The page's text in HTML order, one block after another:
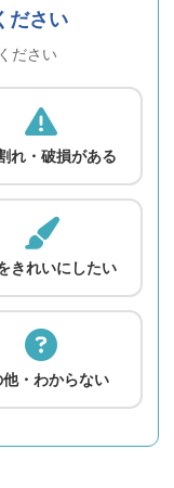
ださい
ださい
れ・破損がある
きれいにしたい
他・わからない